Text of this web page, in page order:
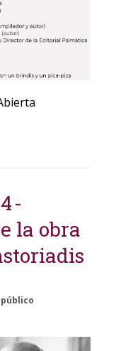
la obra